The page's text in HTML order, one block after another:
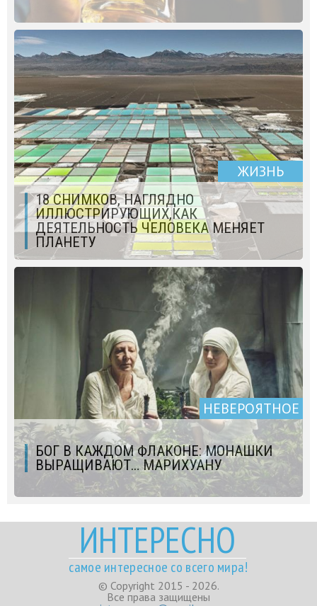
ЖИЗНЬ
18 СНИМКОВ, НАГЛЯДНО
ИЛЛЮСТРИРУЮЩИХ,КАК
ДЕЯТЕЛЬНОСТЬ ЧЕЛОВЕКА МЕНЯЕТ
ПЛАНЕТУ
НЕВЕРОЯТНОЕ
БОГ В КАЖДОМ ФЛАКОНЕ: МОНАШКИ
ВЫРАЩИВАЮТ… МАРИХУАНУ
ИНТЕРЕСНО
самое интересное со всего мира!
© Copyright 2015 - 2026.
Все права защищены